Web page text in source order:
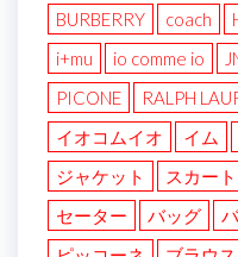
BURBERRY coach
i+mu
io comme io
PICONE
RALPH
イオコムイオ
イム
ジャケット
スカート
セーター
バッグ